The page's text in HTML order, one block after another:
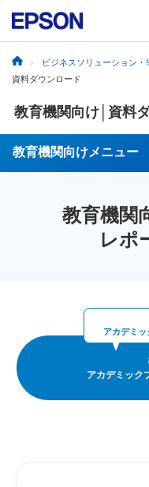
ビジネスソリューション・
資料ダウンロード
教育機関向け│資料
教育機関向けメニュー
教育機関
レポ
アカデミッ
アカデミック